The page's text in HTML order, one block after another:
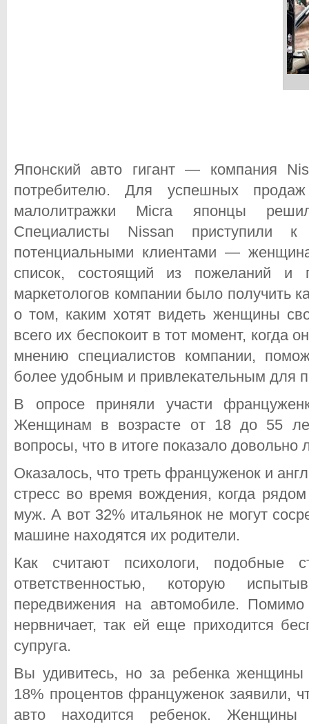
Японский авто гигант — компания
потребителю. Для успешных
малолитражки Micra японцы
Специалисты Nissan приступили
потенциальными клиентами —
список, состоящий из пожеланий и
маркетологов компании было получить
о том, каким хотят видеть женщины
всего их беспокоит в тот момент, когда
мнению специалистов компании,
более удобным и привлекательным для
В опросе приняли участи
Женщинам в возрасте от 18 до 55
вопросы, что в итоге показало
Оказалось, что треть француженок и
стресс во время вождения, когда
муж. А вот 32% итальянок не могут
машине находятся их родители.
Как считают психологи, подобные
ответственностью, которую
передвижения на автомобиле.
нервничает, так ей еще приходится
супруга.
Вы удивитесь, но за ребенка женщины
18% процентов француженок заявили,
авто находится ребенок. Женщины